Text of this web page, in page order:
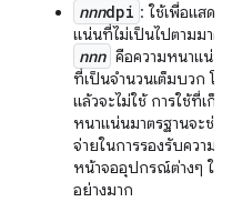
nnndpi : ใช้เพื่อแสดง
แน่นที่ไม่เป็นไปตามมาต
nnn คือความหนาแน่น
ที่เป็นจำนวนเต็มบวก โ
แล้วจะไม่ใช้ การใช้ที่เก็
หนาแน่นมาตรฐานจะช่ว
จ่ายในการรองรับความ
หน้าจออุปกรณ์ต่างๆ ในต
อย่างมาก